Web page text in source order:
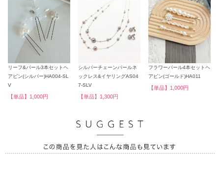
リーフ&パール3本セットヘ
アピン(シルバー)HA004-SL
V
【単品】1,000円
シルバーチェーンパールネ
ックレス&イヤリングAS04
7-SLV
【単品】1,300円
フラワーパール4本セットヘ
アピン(ゴールド)HA011
【単品】1,000円